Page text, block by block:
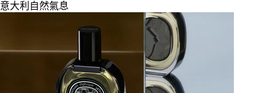
意大利自然氣息